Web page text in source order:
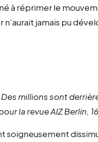
à réprimer le
n’aurait jamais pu
millions sont
la revue AIZ Berlin,
soigneusement